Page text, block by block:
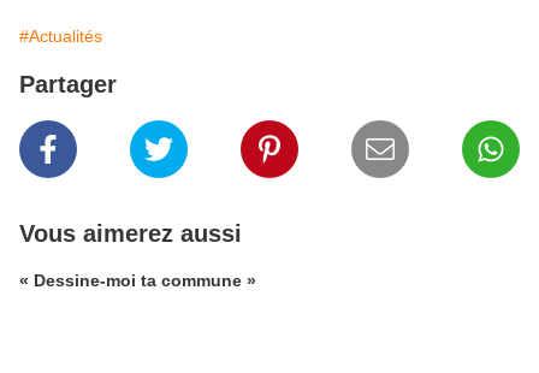
#Actualités
Partager
Vous aimerez aussi
« Dessine-moi ta commune »